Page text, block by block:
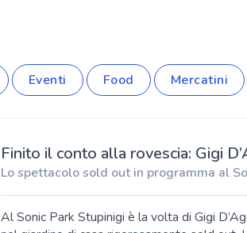
Eventi Food Mercatini
Finito il conto alla rovescia: Gigi
Lo spettacolo sold out in programma al
Al Sonic Park Stupinigi è la volta di Gigi